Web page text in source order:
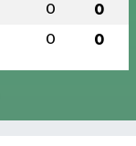
0 0
0 0